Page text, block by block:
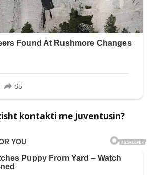
kontakti me Juventusin?